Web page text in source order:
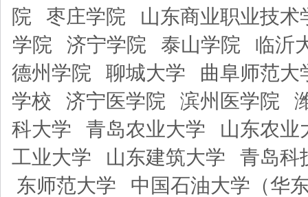
院
枣庄学院
山东商业职业技术
学院
济宁学院 泰山学院
临沂
德州学院
聊城大学
曲阜师范大
学校
济宁医学院 滨州医学院
科大学
青岛农业大学
山东农业
工业大学
山东建筑大学
青岛科
东师范大学
中国石油大学（华